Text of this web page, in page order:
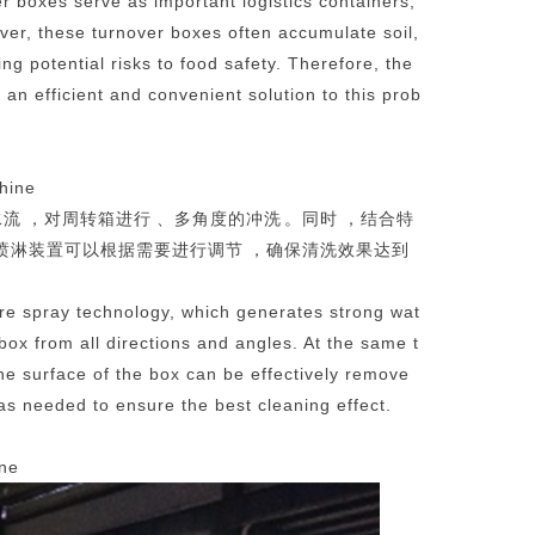
these turnover boxes often accumulate soil,
potential risks to food safety. Therefore, the
efficient and convenient solution to this prob
周转箱进行、多角度的冲洗。同时，结合特
淋装置可以根据需要进行调节，确保清洗效果达到
spray technology, which generates strong wat
from all directions and angles. At the same t
surface of the box can be effectively remove
needed to ensure the best cleaning effect.